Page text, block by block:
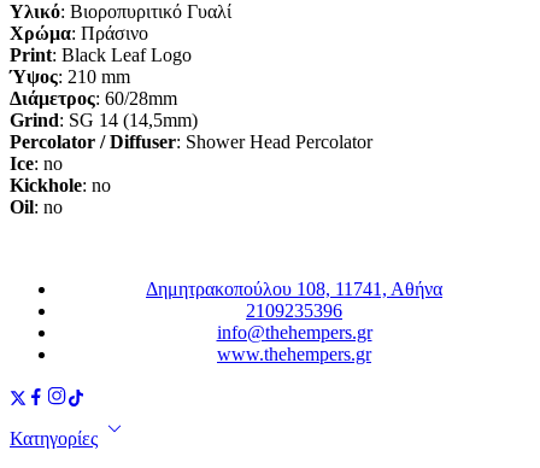
Υλικό: Βιοροπυριτικό Γυαλί
Χρώμα: Πράσινο
Print: Black Leaf Logo
Ύψος: 210 mm
Διάμετρος: 60/28mm
Grind: SG 14 (14,5mm)
Percolator / Diffuser: Shower Head Percolator
Ice: no
Kickhole: no
Oil: no
Δημητρακοπούλου 108, 11741, Αθήνα
2109235396
info@thehempers.gr
www.thehempers.gr
Κατηγορίες